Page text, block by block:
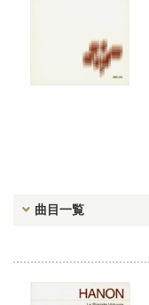
曲目一覧